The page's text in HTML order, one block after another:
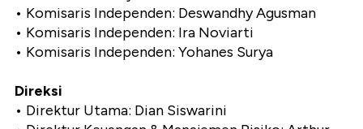
•⁠ ⁠Komisaris Independen: Deswandhy Agusman
•⁠ ⁠Komisaris Independen: Ira Noviarti
•⁠ ⁠Komisaris Independen: Yohanes Surya
Direksi
•⁠ ⁠Direktur Utama: Dian Siswarini